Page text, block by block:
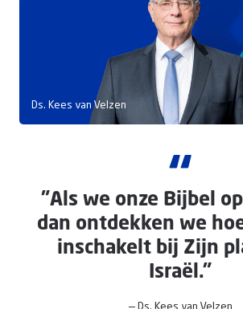
Doneer
Ds. Kees van Velzen
“
"Als we onze Bijbel
dan ontdekken we
inschakelt bij Zijn
Israël."